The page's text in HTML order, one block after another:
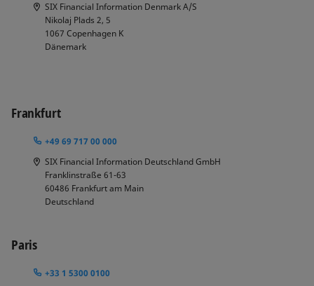
SIX Financial Information Denmark A/S
Nikolaj Plads 2, 5
1067 Copenhagen K
Dänemark
Frankfurt
+49 69 717 00 000
SIX Financial Information Deutschland GmbH
Franklinstraße 61-63
60486 Frankfurt am Main
Deutschland
Paris
+33 1 5300 0100